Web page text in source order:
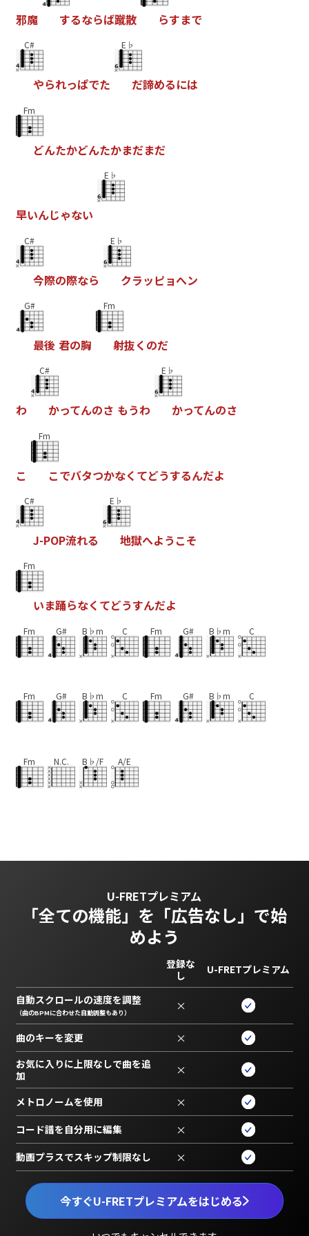
邪魔 するならば蹴散 らすまで
C#
やられっぱでた
E♭
だ諦めるには
Fm
どんたかどんたかまだまだ
早いんじゃない
E♭
C#
今際の際なら
E♭
クラッピョへン
G#
最後 君の胸
Fm
射抜く のだ
わ
C#
かってんのさ もうわ
E♭
かってんのさ
こ
Fm
こでバタつかなく てどうするんだよ
C#
J-POP流れる
E♭
地獄へよう こそ
Fm
いま踊らなく てどうすんだよ
Fm G# B♭m C Fm G# B♭m C
Fm G# B♭m C Fm G# B♭m C
Fm N.C. B♭/F A/E
U-FRETプレミアム
「全ての機能」を 「広告なし」で始
めよう
今すぐU-FRETプレミアムをはじめる
登録な
し
U-FRETプレミアム
自動スクロールの速度を調整
（曲のBPMに合わせた自動調整もあり） ×
曲のキーを変更 ×
お気に入りに上限なしで曲を追
加
×
メトロノームを使用 ×
コード譜を自分用に編集 ×
動画プラスでスキップ制限なし ×